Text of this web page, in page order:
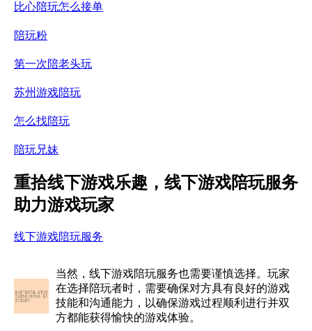
比心陪玩怎么接单
陪玩粉
第一次陪老头玩
苏州游戏陪玩
怎么找陪玩
陪玩兄妹
重拾线下游戏乐趣，线下游戏陪玩服务
助力游戏玩家
线下游戏陪玩服务
当然，线下游戏陪玩服务也需要谨慎选择。玩家
在选择陪玩者时，需要确保对方具有良好的游戏
技能和沟通能力，以确保游戏过程顺利进行并双
方都能获得愉快的游戏体验。